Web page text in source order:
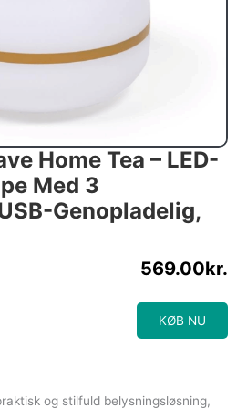
Home Tea – LED-
Med 3
Genopladelig,
569.00kr.
KØB NU
og stilfuld belysningsløsning,